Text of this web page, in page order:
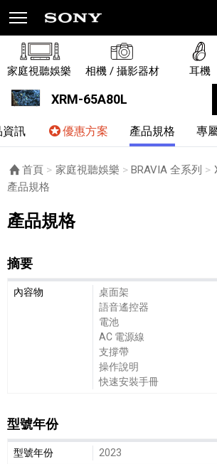
家庭視聽娛樂 相機 / 攝影器材 耳機
XRM-65A80L
資訊 優惠方案 產品規格 專
首頁 家庭視聽娛樂 BRAVIA 全系列
目前頁面：
產品規格
產品規格
摘要
摘要細節敘述
內容物
桌面架
語音遙控器
電池
AC 電源線
支撐帶
操作說明
快速安裝手冊
型號年份
型號年份細節敘述
型號年份 2023